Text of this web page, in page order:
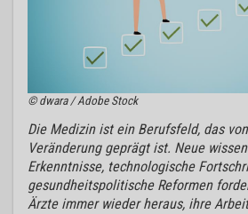
© dwara / Adobe Stock
Die Medizin ist ein Berufsfeld, das
Veränderung geprägt ist. Neue
Erkenntnisse, technologische
gesundheitspolitische Reformen
Ärzte immer wieder heraus, ihre